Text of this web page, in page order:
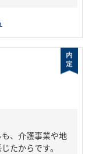
、介護事業や地
たからです。